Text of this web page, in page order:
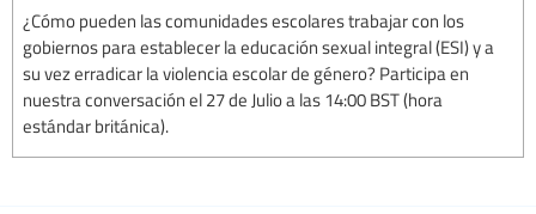
¿Cómo pueden las comunidades escolares trabajar con los
gobiernos para establecer la educación sexual integral (ESI) y a
su vez erradicar la violencia escolar de género? Participa en
nuestra conversación el 27 de Julio a las 14:00 BST (hora
estándar británica).